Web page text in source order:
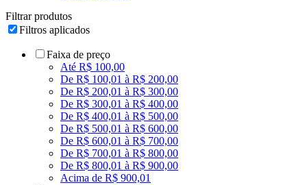
Filtrar produtos
Filtros aplicados
Faixa de preço
Até R$ 100,00
De R$ 100,01 à R$ 200,00
De R$ 200,01 à R$ 300,00
De R$ 300,01 à R$ 400,00
De R$ 400,01 à R$ 500,00
De R$ 500,01 à R$ 600,00
De R$ 600,01 à R$ 700,00
De R$ 700,01 à R$ 800,00
De R$ 800,01 à R$ 900,00
Acima de R$ 900,01